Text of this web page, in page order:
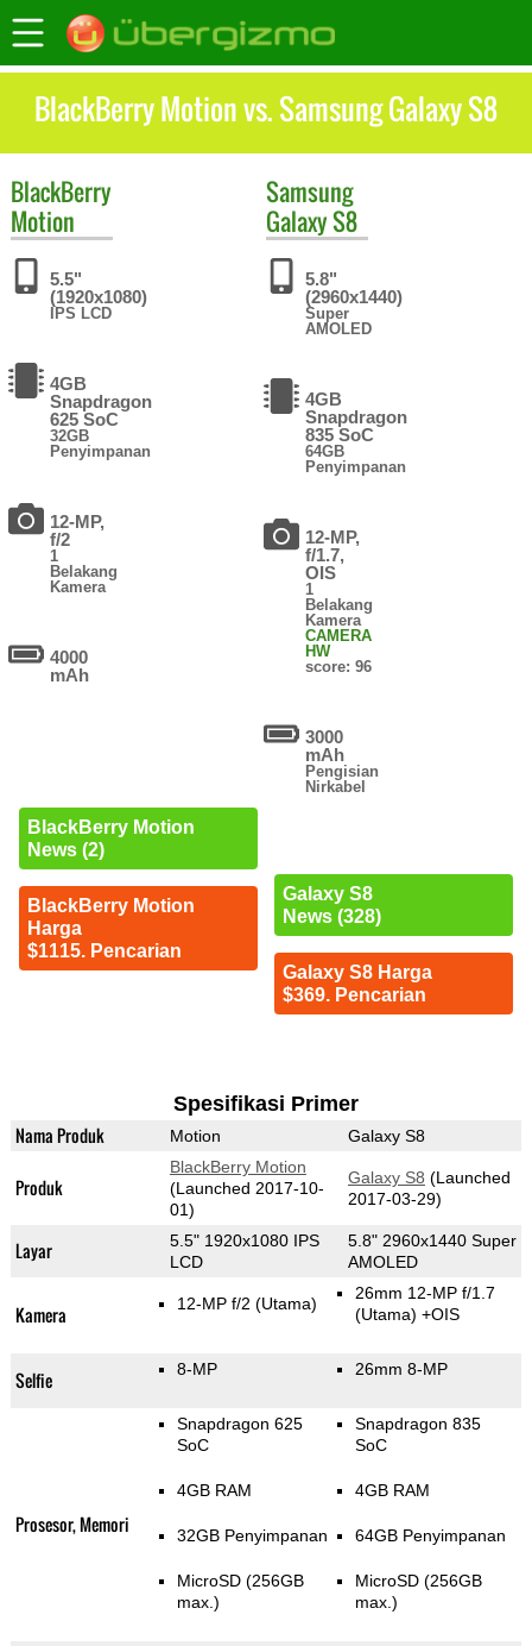
BlackBerry Motion vs. Samsung Galaxy S8
BlackBerry
Motion
5.5"
(1920x1080)
IPS LCD
4GB
Snapdragon
625 SoC
32GB
Penyimpanan
12-MP,
f/2
1
Belakang
Kamera
4000
mAh
BlackBerry Motion
News (2)
BlackBerry Motion
Harga
$1115. Pencarian
Samsung
Galaxy S8
5.8"
(2960x1440)
Super
AMOLED
4GB
Snapdragon
835 SoC
64GB
Penyimpanan
12-MP,
f/1.7,
OIS
1
Belakang
Kamera
CAMERA
HW
score: 96
3000
mAh
Pengisian
Nirkabel
Galaxy S8
News (328)
Galaxy S8 Harga
$369. Pencarian
Spesifikasi Primer
Nama Produk Motion Galaxy S8
Produk
BlackBerry Motion
(Launched 2017-10-
01)
Galaxy S8 (Launched
2017-03-29)
Layar
5.5" 1920x1080 IPS
LCD
5.8" 2960x1440 Super
AMOLED
Kamera 12-MP f/2 (Utama)
26mm 12-MP f/1.7
(Utama) +OIS
Selfie 8-MP 26mm 8-MP
Prosesor, Memori
Snapdragon 625
SoC
4GB RAM
32GB Penyimpanan
MicroSD (256GB
max.)
Snapdragon 835
SoC
4GB RAM
64GB Penyimpanan
MicroSD (256GB
max.)